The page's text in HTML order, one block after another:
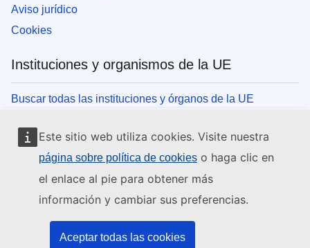
Este sitio web utiliza cookies. Visite nuestra
página sobre política de cookies o haga clic en
el enlace al pie para obtener más
información y cambiar sus preferencias.
Aceptar todas las cookies
Aviso jurídico
Cookies
Instituciones y organismos de la UE
Buscar todas las instituciones y órganos de la UE